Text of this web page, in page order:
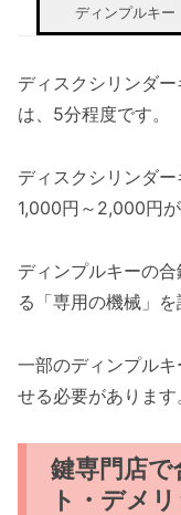
ディンプルキー
ディスクシリンダ
は、5分程度です。
ディスクシリンダー
1,000円～2,000円
ディンプルキーの
る「専用の機械」を
一部のディンプル
せる必要があります
鍵専門店
ト・デメ